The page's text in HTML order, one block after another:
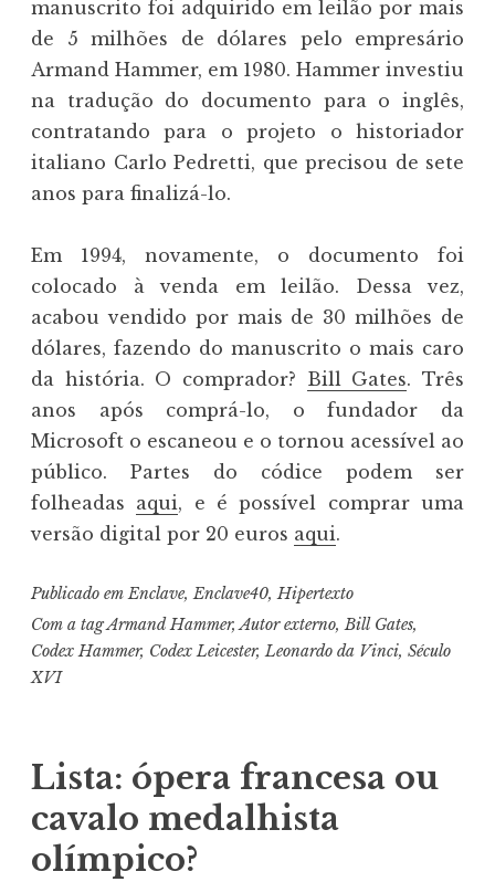
manuscrito foi adquirido em leilão por mais
de 5 milhões de dólares pelo empresário
Armand Hammer, em 1980. Hammer investiu
na tradução do documento para o inglês,
contratando para o projeto o historiador
italiano Carlo Pedretti, que precisou de sete
anos para finalizá-lo.
Em 1994, novamente, o documento foi
colocado à venda em leilão. Dessa vez,
acabou vendido por mais de 30 milhões de
dólares, fazendo do manuscrito o mais caro
da história. O comprador? Bill Gates. Três
anos após comprá-lo, o fundador da
Microsoft o escaneou e o tornou acessível ao
público. Partes do códice podem ser
folheadas aqui, e é possível comprar uma
versão digital por 20 euros aqui.
Publicado emEnclave,Enclave40,Hipertexto
Com a tagArmand Hammer,Autor externo,Bill Gates,
Codex Hammer, Codex Leicester,Leonardo da Vinci, Século
XVI
Lista: ópera francesa ou
cavalo medalhista
olímpico?